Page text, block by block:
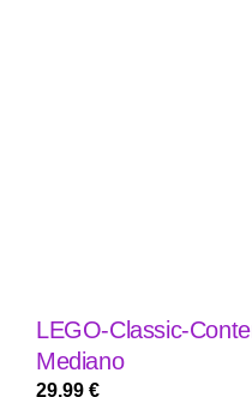
LEGO-Classic-
Mediano
29,99 €